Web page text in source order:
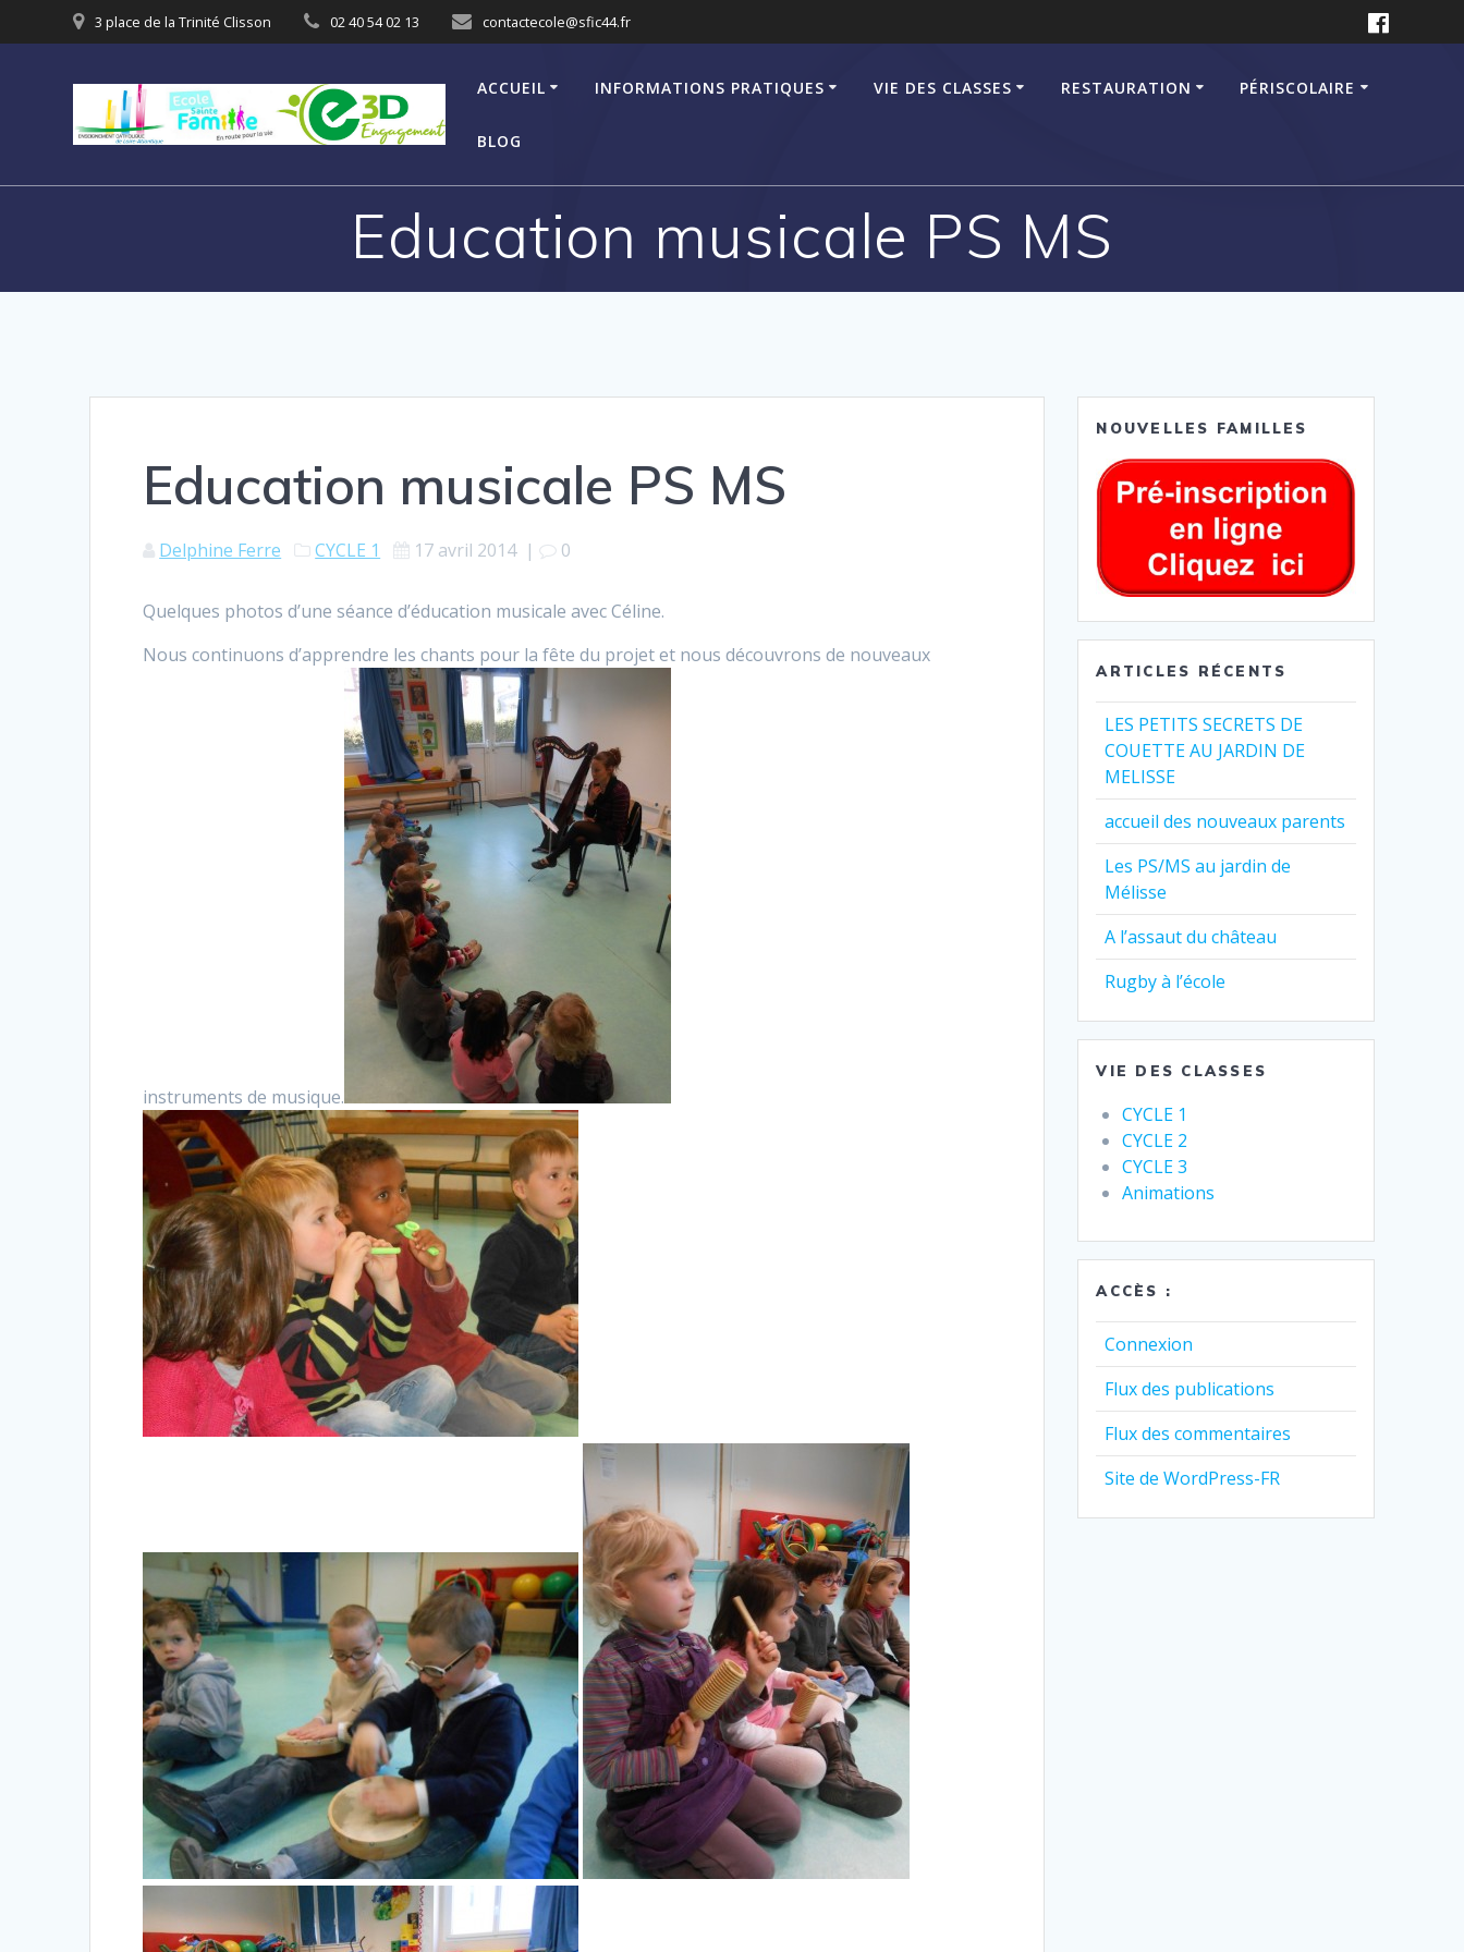
3 place de la Trinité Clisson 02 40 54 02 13 contactecole@sfic44.fr
ACCUEIL INFORMATIONS PRATIQUES VIE DES CLASSES RESTAURATION PÉRISCOLAIRE
BLOG
Education musicale PS MS
Education musicale PS MS
Delphine Ferre CYCLE 1 17 avril 2014| 0
Quelques photos d’une séance d’éducation musicale avec Céline.
Nous continuons d’apprendre les chants pour la fête du projet et nous découvrons de nouveaux
instruments de musique.
NOUVELLES FAMILLES
ARTICLES RÉCENTS
LES PETITS SECRETS DE
COUETTE AU JARDIN DE
MELISSE
accueil des nouveaux parents
Les PS/MS au jardin de
Mélisse
A l’assaut du château
Rugby à l’école
VIE DES CLASSES
CYCLE 1
CYCLE 2
CYCLE 3
Animations
ACCÈS :
Connexion
Flux des publications
Flux des commentaires
Site de WordPress-FR